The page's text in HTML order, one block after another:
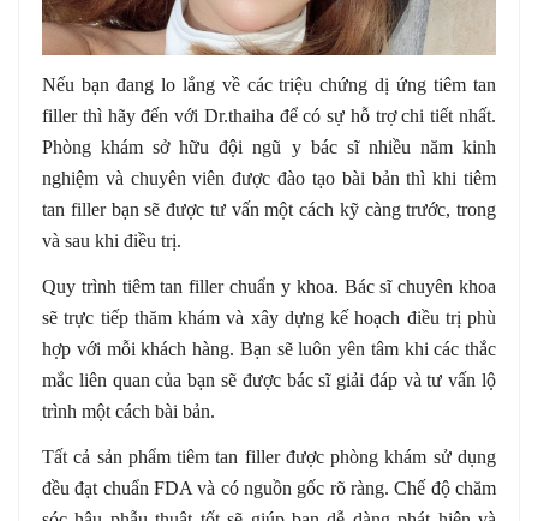
Nếu bạn đang lo lắng về các triệu chứng dị ứng tiêm tan
filler thì hãy đến với Dr.thaiha để có sự hỗ trợ chi tiết nhất.
Phòng khám sở hữu đội ngũ y bác sĩ nhiều năm kinh
nghiệm và chuyên viên được đào tạo bài bản thì khi tiêm
tan filler bạn sẽ được tư vấn một cách kỹ càng trước, trong
và sau khi điều trị.
Quy trình tiêm tan filler chuẩn y khoa. Bác sĩ chuyên khoa
sẽ trực tiếp thăm khám và xây dựng kế hoạch điều trị phù
hợp với mỗi khách hàng. Bạn sẽ luôn yên tâm khi các thắc
mắc liên quan của bạn sẽ được bác sĩ giải đáp và tư vấn lộ
trình một cách bài bản.
Tất cả sản phẩm tiêm tan filler được phòng khám sử dụng
đều đạt chuẩn FDA và có nguồn gốc rõ ràng. Chế độ chăm